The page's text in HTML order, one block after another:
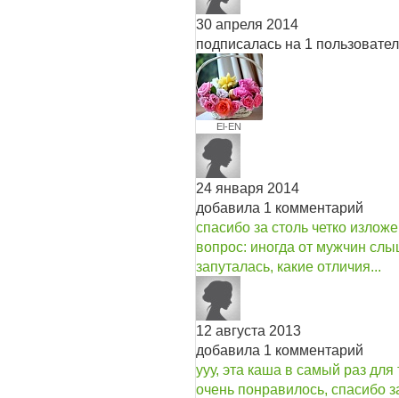
30 апреля 2014
подписалась на 1
El-EN
24 января 2014
добавила 1 комментарий
спасибо за столь четко
вопрос: иногда от мужчин
запуталась, какие отличия...
12 августа 2013
добавила 1 комментарий
ууу, эта каша в самый раз для
очень понравилось, спасибо